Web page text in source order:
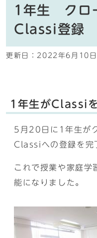
1年生 クロ
Classi登録
更新日： 2022年6月10日
1年生がClassi
5月20日に1年生が
Classiへの登録を完
これで授業や家庭学
能になりました。